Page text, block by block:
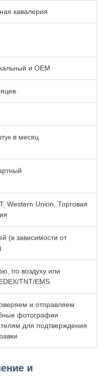
кавалерия
и OEM
в месяц
Western Union, Торговая
(в зависимости от
по воздуху или
TNT/EMS
и отправляем
фотографии
для подтверждения
и